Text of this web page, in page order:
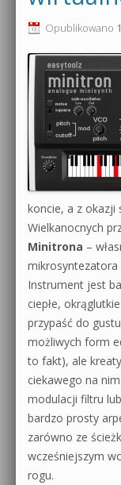
Produkcja
Sylenth1 od
Sound Forge od
Dubstep z
Kontakt 5
Pakiety
0dB.pl -
Newsletter
Materiały dla
Archiwum
Polityka
Regulamin
Działanie sklepu
Wyszukiwanie
Opublikowano
koncie, a z okazji
Wielkanocnych
Minitrona –
Instrument jest
ciepłe,
przypaść do
możliwych form
to fakt), ale
ciekawego na
modulacji filtru
bardzo prosty
zarówno ze
wcześniejszym
rogu.